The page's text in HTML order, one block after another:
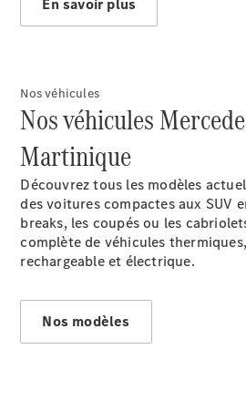
Distributeur
Notre Groupe
En savoir plus
Nos véhicules
Nos véhicules
Martinique
Découvrez tous les modèles
des voitures compactes aux SUV
breaks, les coupés ou les
complète de véhicules
rechargeable et électrique.
Nos modèles